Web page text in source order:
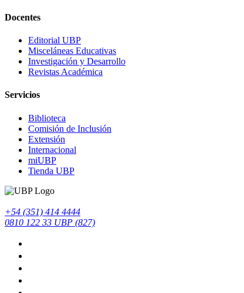
Docentes
Editorial UBP
Misceláneas Educativas
Investigación y Desarrollo
Revistas Académica
Servicios
Biblioteca
Comisión de Inclusión
Extensión
Internacional
miUBP
Tienda UBP
+54 (351) 414 4444
0810 122 33 UBP (827)